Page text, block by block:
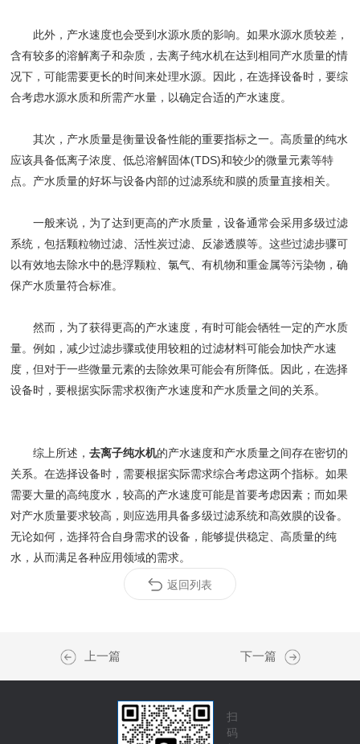
此外，产水速度也会受到水源水质的影响。如果水源水质较差，
含有较多的溶解离子和杂质，去离子纯水机在达到相同产水质量的情
况下，可能需要更长的时间来处理水源。因此，在选择设备时，要综
合考虑水源水质和所需产水量，以确定合适的产水速度。
其次，产水质量是衡量设备性能的重要指标之一。高质量的纯水
应该具备低离子浓度、低总溶解固体(TDS)和较少的微量元素等特
点。产水质量的好坏与设备内部的过滤系统和膜的质量直接相关。
一般来说，为了达到更高的产水质量，设备通常会采用多级过滤
系统，包括颗粒物过滤、活性炭过滤、反渗透膜等。这些过滤步骤可
以有效地去除水中的悬浮颗粒、氯气、有机物和重金属等污染物，确
保产水质量符合标准。
然而，为了获得更高的产水速度，有时可能会牺牲一定的产水质
量。例如，减少过滤步骤或使用较粗的过滤材料可能会加快产水速
度，但对于一些微量元素的去除效果可能会有所降低。因此，在选择
设备时，要根据实际需求权衡产水速度和产水质量之间的关系。
综上所述，去离子纯水机的产水速度和产水质量之间存在密切的
关系。在选择设备时，需要根据实际需求综合考虑这两个指标。如果
需要大量的高纯度水，较高的产水速度可能是首要考虑因素；而如果
对产水质量要求较高，则应选用具备多级过滤系统和高效膜的设备。
无论如何，选择符合自身需求的设备，能够提供稳定、高质量的纯
水，从而满足各种应用领域的需求。
返回列表
上一篇 下一篇
扫
码